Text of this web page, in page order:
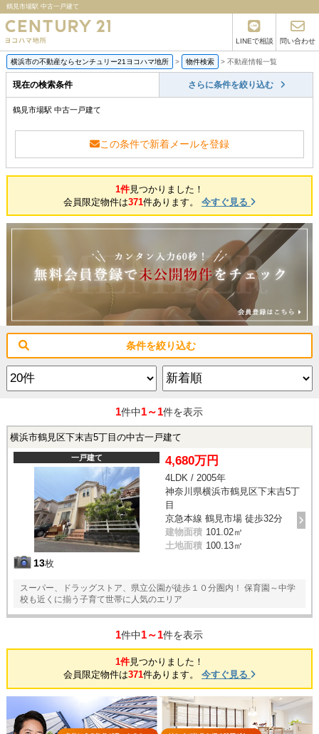
鶴見市場駅 中古一戸建て
LINEで相談 問い合わせ
横浜市の不動産ならセンチュリー21ヨコハマ地所 > 物件検索 > 不動産情報一覧
現在の検索条件 さらに条件を絞り込む
鶴見市場駅 中古一戸建て
この条件で新着メールを登録
1件見つかりました！
会員限定物件は371件あります。 今すぐ見る
条件を絞り込む
1件中1～1件を表示
横浜市鶴見区下末吉5丁目の中古一戸建て
一戸建て
13枚
4,680万円
4LDK / 2005年
神奈川県横浜市鶴見区下末吉5丁
目
京急本線 鶴見市場 徒歩32分
建物面積 101.02㎡
土地面積 100.13㎡
スーパー、ドラッグストア、県立公園が徒歩１０分圏内！ 保育園～中学
校も近くに揃う子育て世帯に人気のエリア
1件中1～1件を表示
1件見つかりました！
会員限定物件は371件あります。 今すぐ見る